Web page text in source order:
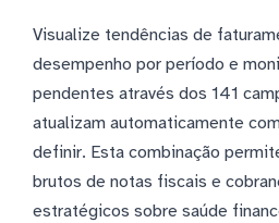
Visualize tendências de
desempenho por período e
pendentes através dos 141
atualizam automaticamente
definir. Esta combinação
brutos de notas fiscais e
estratégicos sobre saúde